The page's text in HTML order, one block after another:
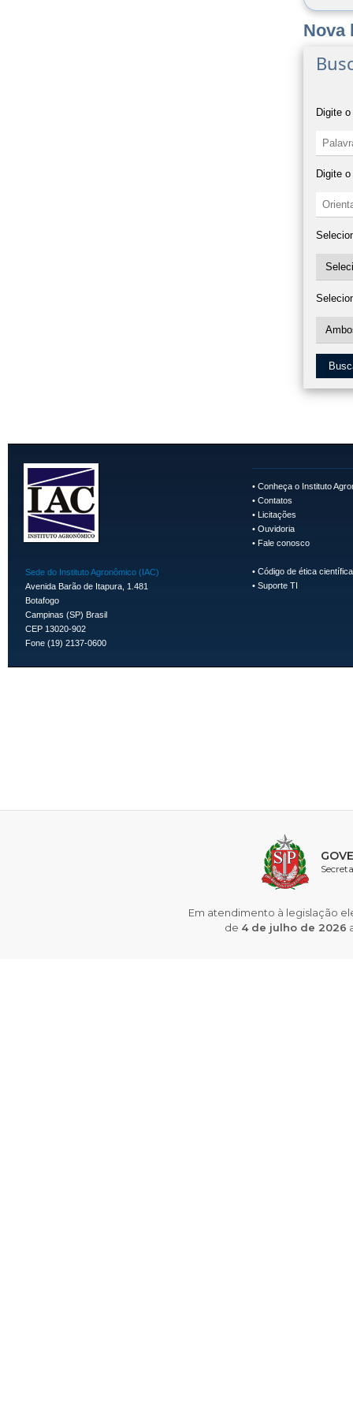
Nova
Digite
Digite
Sede do Instituto Agronômico (IAC)
Avenida Barão de Itapura, 1.481
Botafogo
Campinas (SP) Brasil
CEP 13020-902
Fone (19) 2137-0600
• Conheça o Instituto
• Contatos
• Licitações
• Ouvidoria
• Fale conosco
• Código de ética científica
• Suporte TI